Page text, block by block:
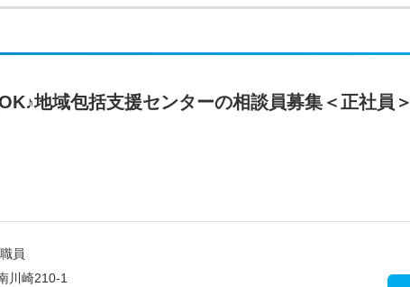
地域包括支援センターの相談員募集＜正社員＞
員
川崎210‐1